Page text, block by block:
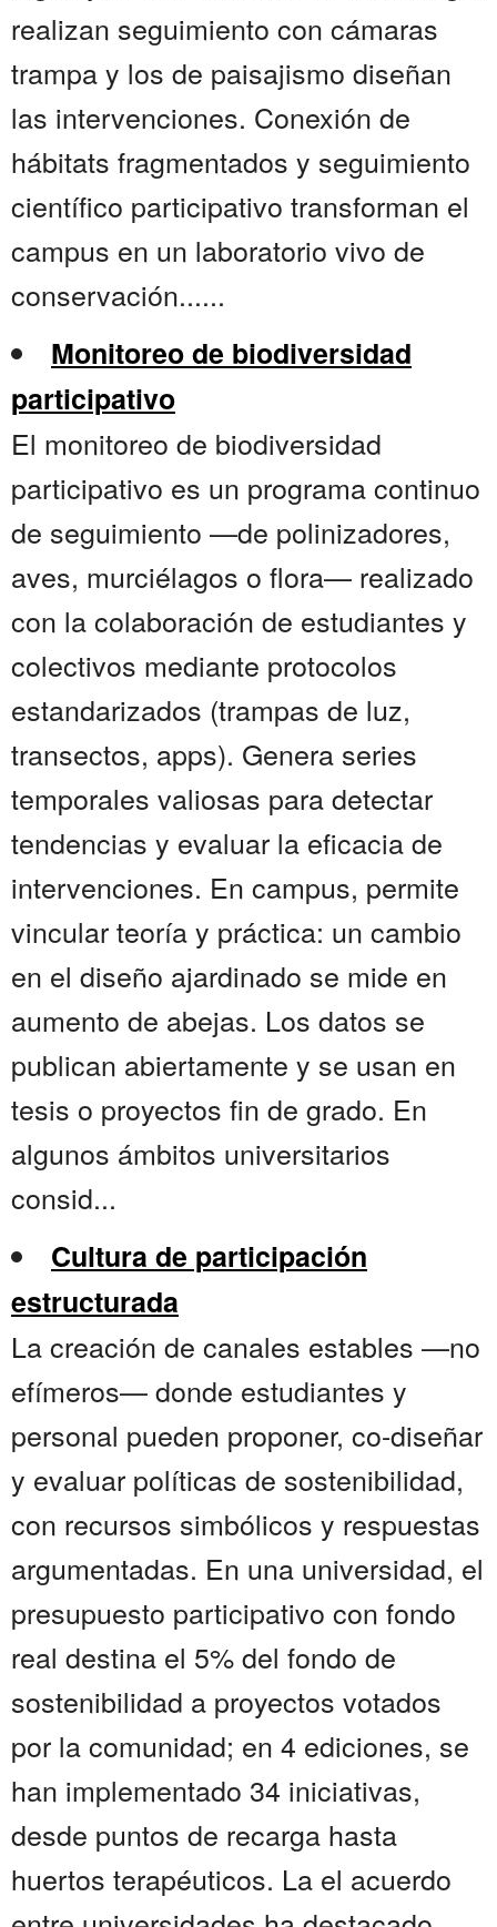
realizan seguimiento con cámaras
trampa y los de paisajismo diseñan
las intervenciones. Conexión de
hábitats fragmentados y seguimiento
científico participativo transforman el
campus en un laboratorio vivo de
conservación......
Monitoreo de biodiversidad
participativo
El monitoreo de biodiversidad
participativo es un programa continuo
de seguimiento —de polinizadores,
aves, murciélagos o flora— realizado
con la colaboración de estudiantes y
colectivos mediante protocolos
estandarizados (trampas de luz,
transectos, apps). Genera series
temporales valiosas para detectar
tendencias y evaluar la eficacia de
intervenciones. En campus, permite
vincular teoría y práctica: un cambio
en el diseño ajardinado se mide en
aumento de abejas. Los datos se
publican abiertamente y se usan en
tesis o proyectos fin de grado. En
algunos ámbitos universitarios
consid...
Cultura de participación
estructurada
La creación de canales estables —no
efímeros— donde estudiantes y
personal pueden proponer, co-diseñar
y evaluar políticas de sostenibilidad,
con recursos simbólicos y respuestas
argumentadas. En una universidad, el
presupuesto participativo con fondo
real destina el 5% del fondo de
sostenibilidad a proyectos votados
por la comunidad; en 4 ediciones, se
han implementado 34 iniciativas,
desde puntos de recarga hasta
huertos terapéuticos. La el acuerdo